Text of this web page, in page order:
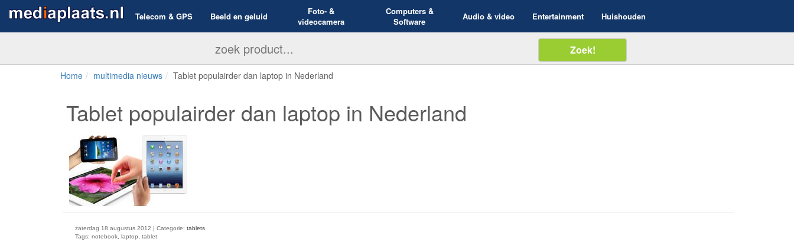
Telecom & GPS Beeld en geluid
Foto- &
videocamera
Computers &
Software
Audio & video Entertainment Huishouden
Home multimedia nieuws Tablet populairder dan laptop in Nederland
Tablet populairder dan laptop in Nederland
zaterdag 18 augustus 2012 | Categorie: tablets
Tags: notebook, laptop, tablet